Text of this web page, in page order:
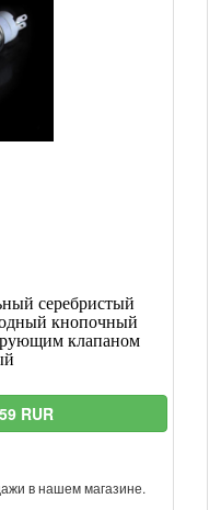
серебристый
кнопочный
клапаном
RUR
в нашем магазине.